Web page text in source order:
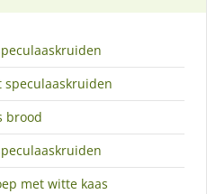
speculaaskruiden
brood
met witte kaas